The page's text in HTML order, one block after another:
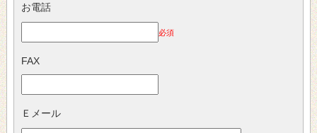
お電話
必須
FAX
Ｅメール